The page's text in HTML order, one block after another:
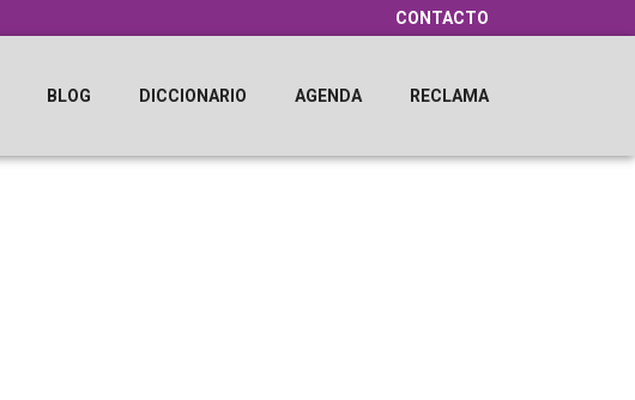
CONTACTO
BLOG DICCIONARIO AGENDA RECLAMA